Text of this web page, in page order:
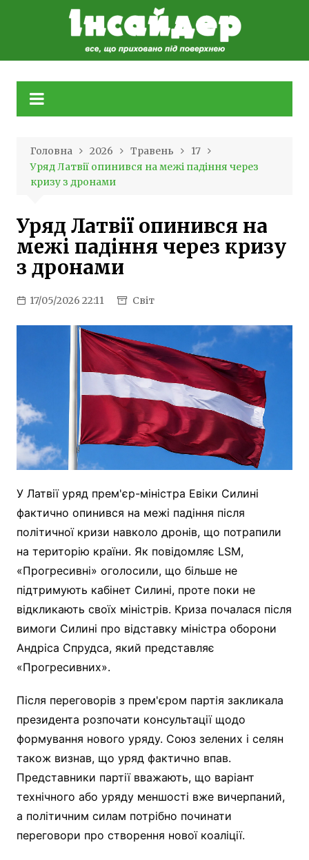
Головна 2026 Травень
17
Уряд Латвії опинився на межі падіння через
кризу з дронами
Уряд Латвії опинився на
межі падіння через кризу
з дронами
17/05/2026 22:11 Світ
У Латвії уряд прем'єр-міністра Евіки Силині
фактично опинився на межі падіння після
політичної кризи навколо дронів, що потрапили
на територію країни. Як повідомляє LSM,
«Прогресивні» оголосили, що більше не
підтримують кабінет Силині, проте поки не
відкликають своїх міністрів. Криза почалася після
вимоги Силині про відставку міністра оборони
Андріса Спрудса, який представляє
«Прогресивних».
Після переговорів з прем'єром партія закликала
президента розпочати консультації щодо
формування нового уряду. Союз зелених і селян
також визнав, що уряд фактично впав.
Представники партії вважають, що варіант
технічного або уряду меншості вже вичерпаний,
а політичним силам потрібно починати
переговори про створення нової коаліції.